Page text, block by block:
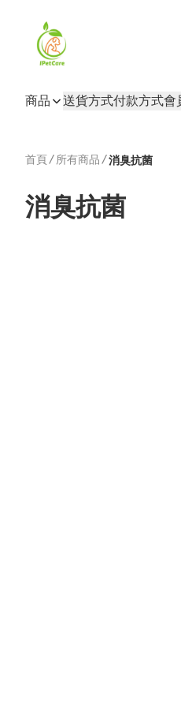
商品 送貨方式付款方式會
首頁/ 所有商品 /消臭抗菌
消臭抗菌